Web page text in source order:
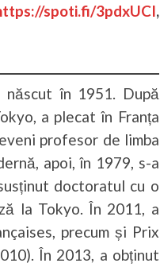
spoti.fi/3pdxUCI,
născut în 1951. După
a plecat în Franța
profesor de limba
apoi, în 1979, s-a
doctoratul cu o
la Tokyo. În 2011, a
precum și Prix
În 2013, a obținut